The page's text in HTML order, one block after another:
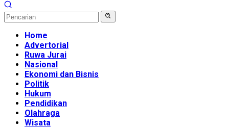
Home
Advertorial
Ruwa Jurai
Nasional
Ekonomi dan Bisnis
Politik
Hukum
Pendidikan
Olahraga
Wisata